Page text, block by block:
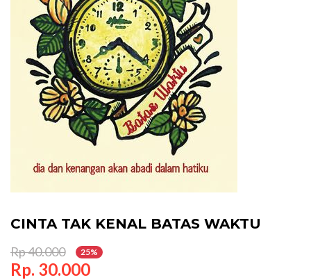
CINTA TAK KENAL BATAS WAKTU
Rp 40.000 25%
Rp. 30.000